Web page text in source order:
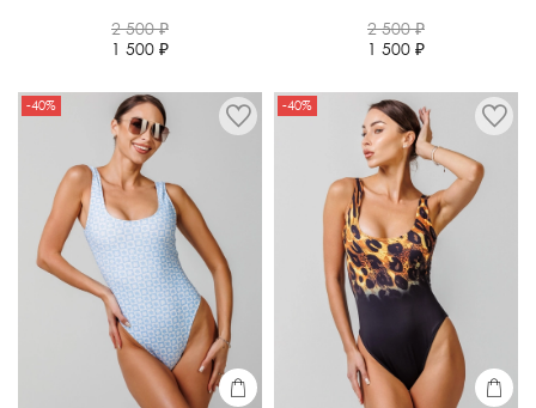
2 500 ₽
1 500 ₽
2 500 ₽
1 500 ₽
-40% -40%